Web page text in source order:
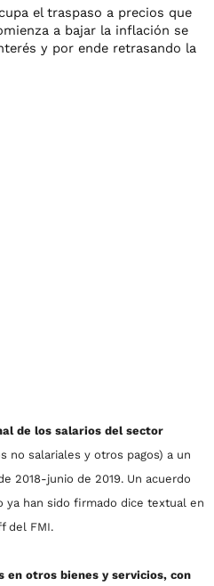
el traspaso a precios que
a bajar la inflación se
y por ende retrasando la
de los salarios del sector
no salariales y otros pagos) a un
2018-junio de 2019. Un acuerdo
han sido firmado dice textual en
del FMI.
en otros bienes y servicios, con